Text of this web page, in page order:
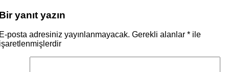
yanıt yazın
posta adresiniz yayınlanmayacak. Gerekli alanlar * ile